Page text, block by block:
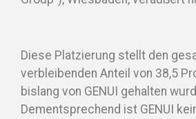
Diese Platzierung stellt den
verbleibenden Anteil von 38,5
bislang von GENUI gehalten
Dementsprechend ist GENUI